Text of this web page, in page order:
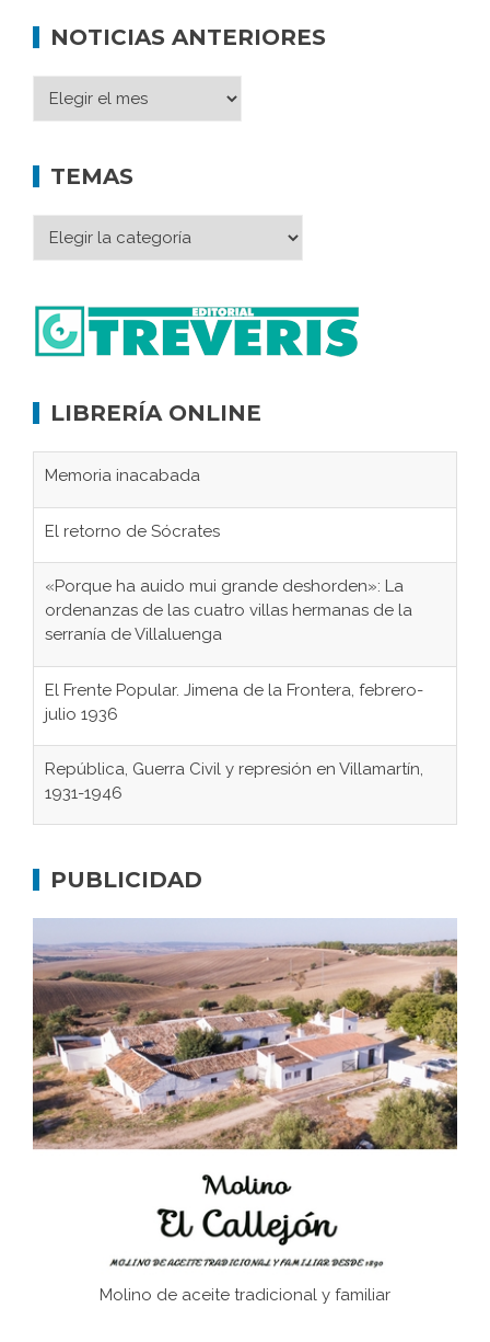
NOTICIAS ANTERIORES
TEMAS
LIBRERÍA ONLINE
Memoria inacabada
El retorno de Sócrates
«Porque ha auido mui grande deshorden»: La
ordenanzas de las cuatro villas hermanas de la
serranía de Villaluenga
El Frente Popular. Jimena de la Frontera, febrero-
julio 1936
República, Guerra Civil y represión en Villamartín,
1931-1946
concentración nazis
Bornos
El Frente Popular. Ubrique, febrero-julio 1936
Juntar las letras. La alfabetización en el campo: del
afán de saber a la autogestión
Historia y vivencias del poblado de Los Hurones
PUBLICIDAD
Molino de aceite tradicional y familiar